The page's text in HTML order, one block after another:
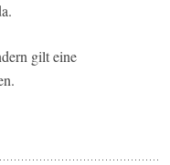
gilt eine